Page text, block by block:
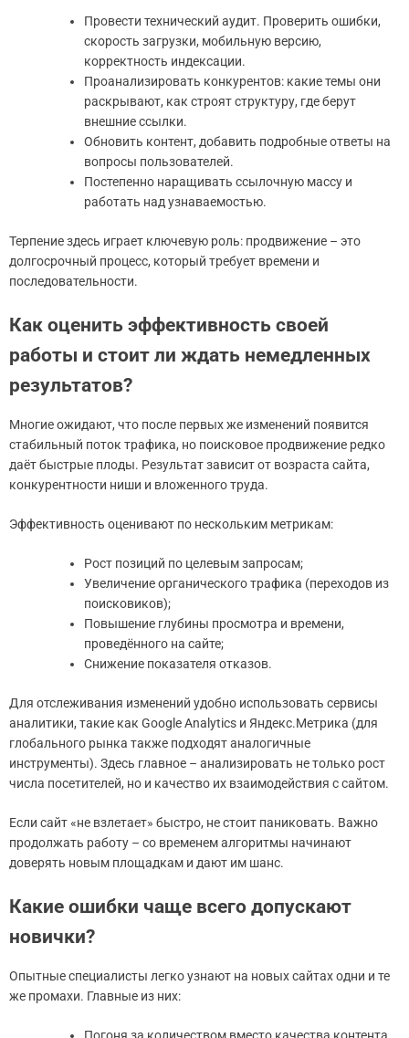
Провести технический аудит. Проверить ошибки,
скорость загрузки, мобильную версию,
корректность индексации.
Проанализировать конкурентов: какие темы они
раскрывают, как строят структуру, где берут
внешние ссылки.
Обновить контент, добавить подробные ответы на
вопросы пользователей.
Постепенно наращивать ссылочную массу и
работать над узнаваемостью.
Терпение здесь играет ключевую роль: продвижение – это
долгосрочный процесс, который требует времени и
последовательности.
Как оценить эффективность своей
работы и стоит ли ждать немедленных
результатов?
Многие ожидают, что после первых же изменений появится
стабильный поток трафика, но поисковое продвижение редко
даёт быстрые плоды. Результат зависит от возраста сайта,
конкурентности ниши и вложенного труда.
Эффективность оценивают по нескольким метрикам:
Рост позиций по целевым запросам;
Увеличение органического трафика (переходов из
поисковиков);
Повышение глубины просмотра и времени,
проведённого на сайте;
Снижение показателя отказов.
Для отслеживания изменений удобно использовать сервисы
аналитики, такие как Google Analytics и Яндекс.Метрика (для
глобального рынка также подходят аналогичные
инструменты). Здесь главное – анализировать не только рост
числа посетителей, но и качество их взаимодействия с сайтом.
Если сайт «не взлетает» быстро, не стоит паниковать. Важно
продолжать работу – со временем алгоритмы начинают
доверять новым площадкам и дают им шанс.
Какие ошибки чаще всего допускают
новички?
Опытные специалисты легко узнают на новых сайтах одни и те
же промахи. Главные из них: